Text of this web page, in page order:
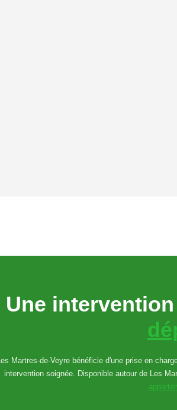
Une
Les Martres-de-Veyre bénéficie d'une prise en
intervention soignée. Disponible autour de Les